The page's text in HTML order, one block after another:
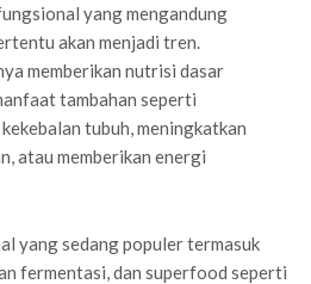
yang mengandung
akan menjadi tren.
memberikan nutrisi dasar
tambahan seperti
tubuh, meningkatkan
atau memberikan energi
yang sedang populer termasuk
fermentasi, dan superfood seperti